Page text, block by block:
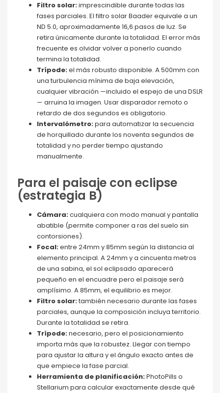
Filtro solar:imprescindible durante todas las
fases parciales. El filtro solar Baader equivale a un
ND 5.0, aproximadamente 16,6 pasos de luz. Se
retira únicamente durante la totalidad. El error más
frecuente es olvidar volver a ponerlo cuando
termina la totalidad.
Trípode:el más robusto disponible. A 500mm con
una turbulencia mínima de baja elevación,
cualquier vibración —incluido el espejo de una DSLR
— arruina la imagen. Usar disparador remoto o
retardo de dos segundos es obligatorio.
Intervalómetro:para automatizar la secuencia
de horquillado durante los noventa segundos de
totalidad y no perder tiempo ajustando
manualmente.
Para el paisaje con eclipse
(estrategia B)
Cámara:cualquiera con modo manual y pantalla
abatible (permite componer a ras del suelo sin
contorsiones).
Focal:entre 24mm y 85mm según la distancia al
elemento principal. A 24mm y a cincuenta metros
de una sabina, el sol eclipsado aparecerá
pequeño en el encuadre pero el paisaje será
amplísimo. A 85mm, el equilibrio es mejor.
Filtro solar:también necesario durante las fases
parciales, aunque la composición incluya territorio.
Durante la totalidad se retira.
Trípode:necesario, pero el posicionamiento
importa más que la robustez. Llegar con tiempo
para ajustar la altura y el ángulo exacto antes de
que empiece la fase parcial.
Herramienta de planificación:PhotoPills o
Stellarium para calcular exactamente desde qué